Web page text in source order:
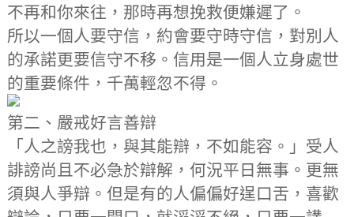
不再和你來往，那時再想挽救便嫌遲了。
所以一個人要守信，約會要守時守信，對別人
的承諾更要信守不移。信用是一個人立身處世
的重要條件，千萬輕忽不得。
第二、嚴戒好言善辯
「人之謗我也，與其能辯，不如能容。」受人
誹謗尚且不必急於辯解，何況平日無事。更無
須與人爭辯。但是有的人偏偏好逞口舌，喜歡